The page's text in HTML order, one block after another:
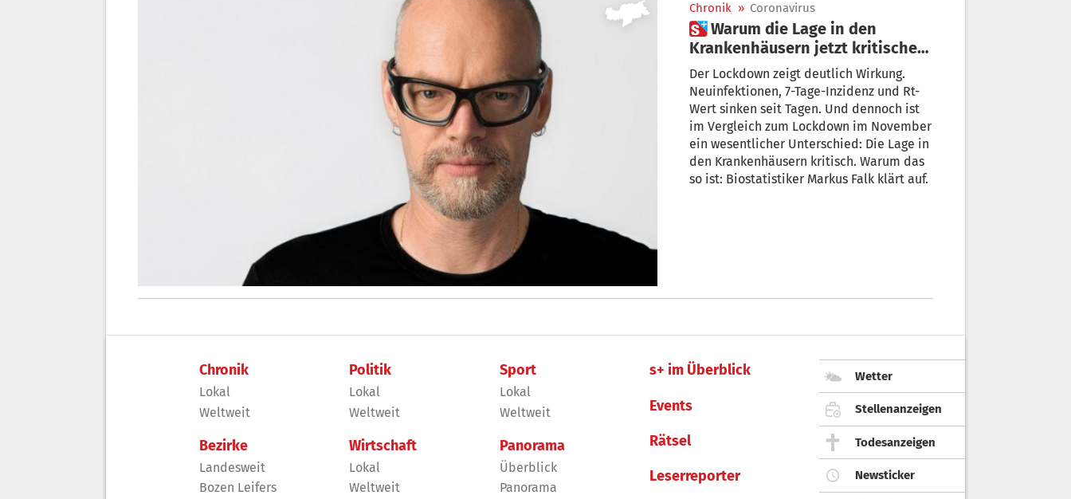
Chronik » Coronavirus
 Warum die Lage in den
Krankenhäusern jetzt kritischer
ist als im November
Der Lockdown zeigt deutlich Wirkung.
Neuinfektionen, 7-Tage-Inzidenz und Rt-
Wert sinken seit Tagen. Und dennoch ist
im Vergleich zum Lockdown im November
ein wesentlicher Unterschied: Die Lage in
den Krankenhäusern kritisch. Warum das
so ist: Biostatistiker Markus Falk klärt auf.
Chronik
Lokal
Weltweit
Bezirke
Landesweit
Bozen Leifers
Politik
Lokal
Weltweit
Wirtschaft
Lokal
Weltweit
Sport
Lokal
Weltweit
Panorama
Überblick
Panorama
s+ im Überblick
Events
Rätsel
Leserreporter
Wetter
Stellenanzeigen
Todesanzeigen
Newsticker